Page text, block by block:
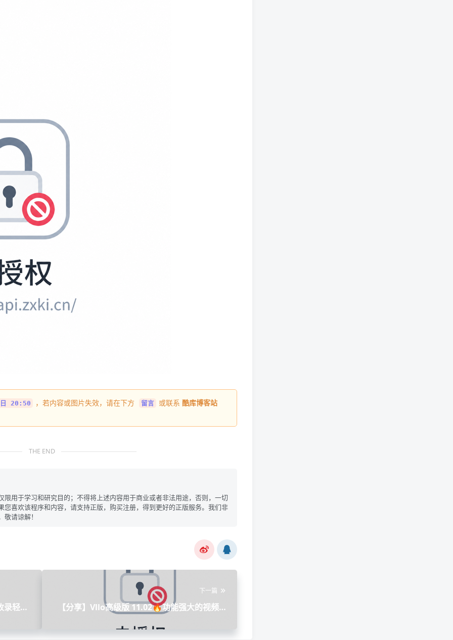
日 20:50 ，若内容或图片失效，请在下方 留言 或联系 酷库博客站
THE END
限用于学习和研究目的；不得将上述内容用于商业或者非法用途，否则，一切
喜欢该程序和内容，请支持正版，购买注册，得到更好的正版服务。我们非
请谅解！
录轻松
下一篇
【分享】Vllo高级版 11.02🔥功能强大的视频剪